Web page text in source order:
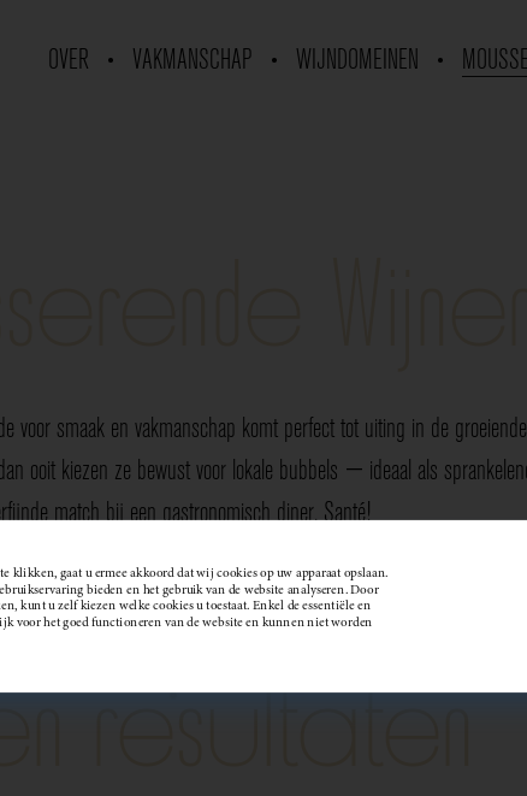
OVER VAKMANSCHAP WIJNDOMEINEN
voor smaak en vakmanschap komt perfect tot uiting in de
ooit kiezen ze bewust voor lokale bubbels — ideaal als
match bij een gastronomisch diner. Santé!
Wijndomein
resultaten
klikken, gaat u ermee akkoord dat wij cookies op uw apparaat opslaan.
bieden en het gebruik van de website analyseren. Door
kunt u zelf kiezen welke cookies u toestaat. Enkel de essentiële en
voor het goed functioneren van de website en kunnen niet worden